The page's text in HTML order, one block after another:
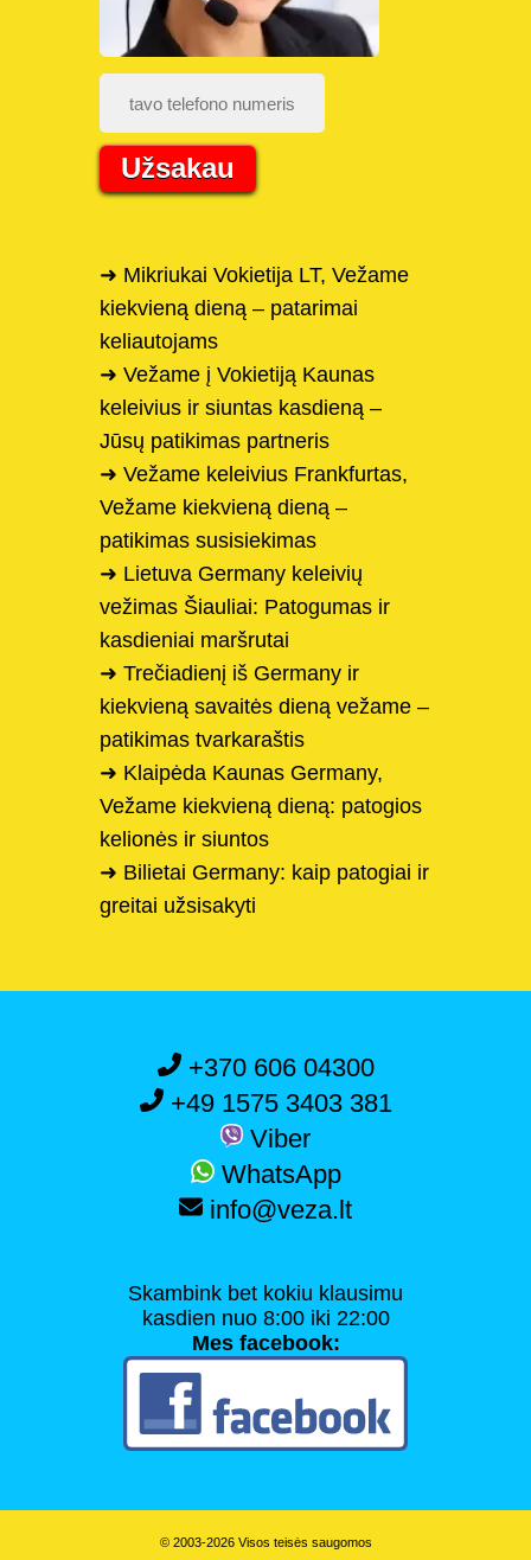
Užsakau
➜ Mikriukai Vokietija LT, Vežame
kiekvieną dieną – patarimai
keliautojams
➜ Vežame į Vokietiją Kaunas
keleivius ir siuntas kasdieną –
Jūsų patikimas partneris
➜ Vežame keleivius Frankfurtas,
Vežame kiekvieną dieną –
patikimas susisiekimas
➜ Lietuva Germany keleivių
vežimas Šiauliai: Patogumas ir
kasdieniai maršrutai
➜ Trečiadienį iš Germany ir
kiekvieną savaitės dieną vežame –
patikimas tvarkaraštis
➜ Klaipėda Kaunas Germany,
Vežame kiekvieną dieną: patogios
kelionės ir siuntos
➜ Bilietai Germany: kaip patogiai ir
greitai užsisakyti
+370 606 04300
+49 1575 3403 381
Viber
WhatsApp
info@veza.lt
Skambink bet kokiu klausimu
kasdien nuo 8:00 iki 22:00
Mes facebook:
© 2003-2026 Visos teisės saugomos